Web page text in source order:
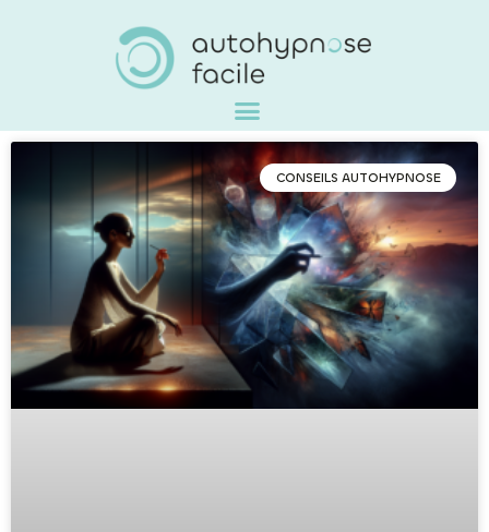
CONSEILS AUTOHYPNOSE